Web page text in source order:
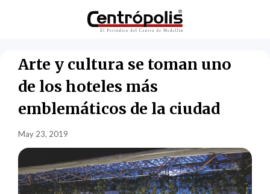
Arte y cultura se toman uno
de los hoteles más
emblemáticos de la ciudad
May 23, 2019